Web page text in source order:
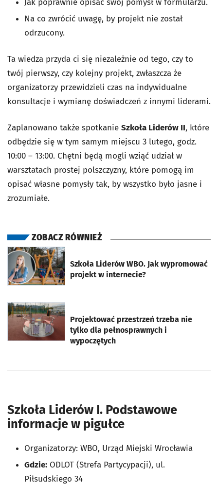
Jak poprawnie opisać swój pomysł w formularzu.
Na co zwrócić uwagę, by projekt nie został
odrzucony.
Ta wiedza przyda ci się niezależnie od tego, czy to
twój pierwszy, czy kolejny projekt, zwłaszcza że
organizatorzy przewidzieli czas na indywidualne
konsultacje i wymianę doświadczeń z innymi liderami.
Zaplanowano także spotkanie Szkoła Liderów II, które
odbędzie się w tym samym miejscu 3 lutego, godz.
10:00 – 13:00. Chętni będą mogli wziąć udział w
warsztatach prostej polszczyzny, które pomogą im
opisać własne pomysły tak, by wszystko było jasne i
zrozumiałe.
ZOBACZ RÓWNIEŻ
Szkoła Liderów WBO. Jak wypromować
projekt w internecie?
otworzy się w nowej karcie
Projektować przestrzeń trzeba nie
tylko dla pełnosprawnych i
wypoczętych
otworzy się w nowej karcie
Szkoła Liderów I. Podstawowe
informacje w pigułce
Organizatorzy: WBO, Urząd Miejski Wrocławia
Gdzie: ODLOT (Strefa Partycypacji), ul.
Piłsudskiego 34